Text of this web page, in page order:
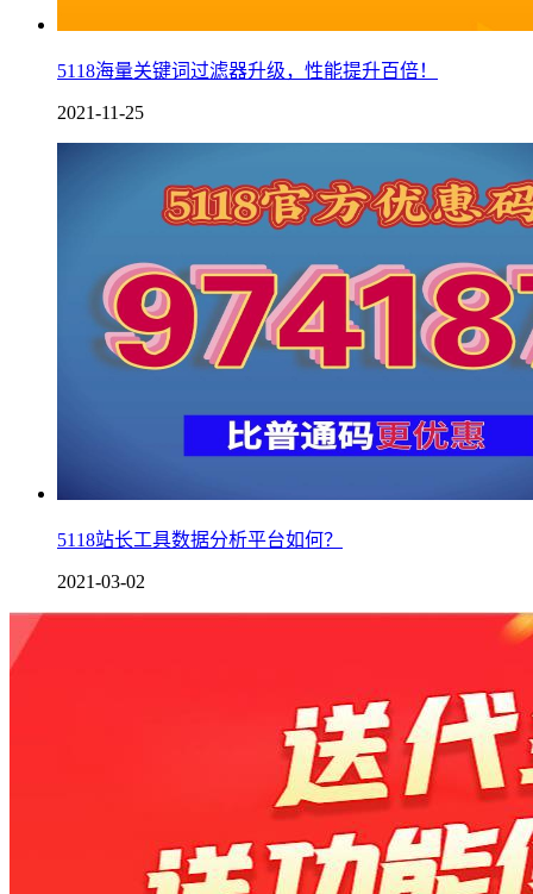
5118海量关键词过滤器升级，性能提升百倍！
2021-11-25
5118站长工具数据分析平台如何？
2021-03-02